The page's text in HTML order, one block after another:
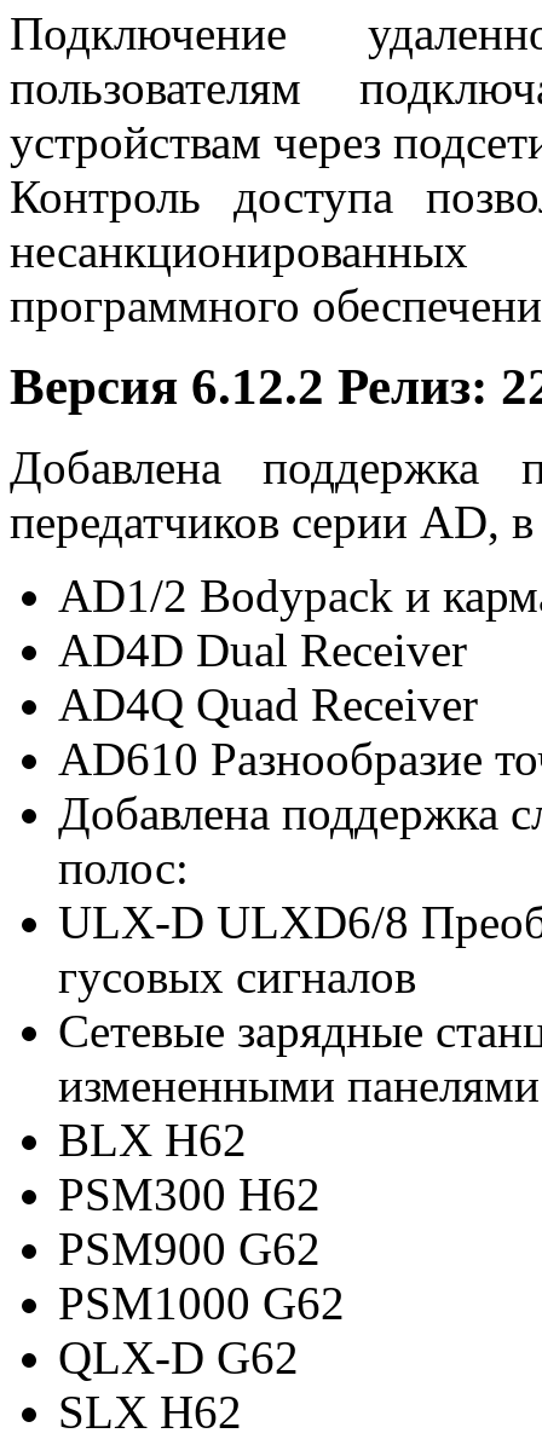
Подключение
пользователям
устройствам через
Контроль доступа
программного
Версия 6.12.2 Релиз:
Добавлена
передатчиков серии AD,
AD1/2 Bodypack и
AD4D Dual Receiver
AD4Q Quad Receiver
AD610 Разнообразие
Добавлена ​​поддержка
полос:
ULX-D ULXD6/8
гусовых сигналов
Сетевые зарядные
измененными панелями
BLX H62
PSM300 H62
PSM900 G62
PSM1000 G62
QLX-D G62
SLX H62